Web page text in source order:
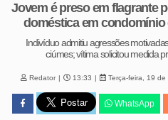
Jovem é preso em flagrante
doméstica em condomínio
Indivíduo admitiu agressões
ciúmes; vítima solicitou medida
Redator 13:33 Terça-feira, 19 de
WhatsApp